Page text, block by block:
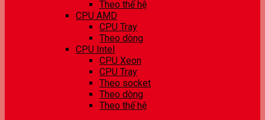
Theo thế hệ
CPU AMD
CPU Tray
Theo dòng
CPU Intel
CPU Xeon
CPU Tray
Theo socket
Theo dòng
Theo thế hệ